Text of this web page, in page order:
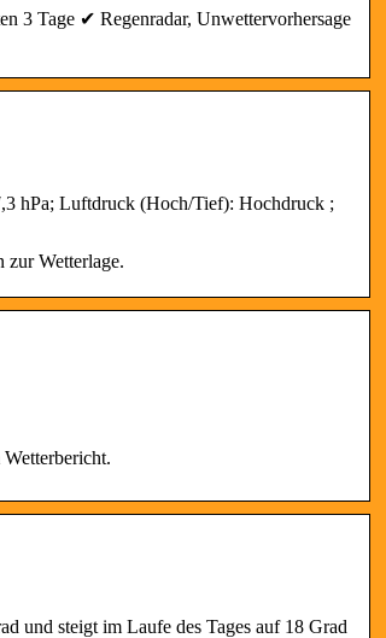
3 Tage ✔ Regenradar, Unwettervorhersage
hPa; Luftdruck (Hoch/Tief): Hochdruck ;
Wetterlage.
und steigt im Laufe des Tages auf 18 Grad